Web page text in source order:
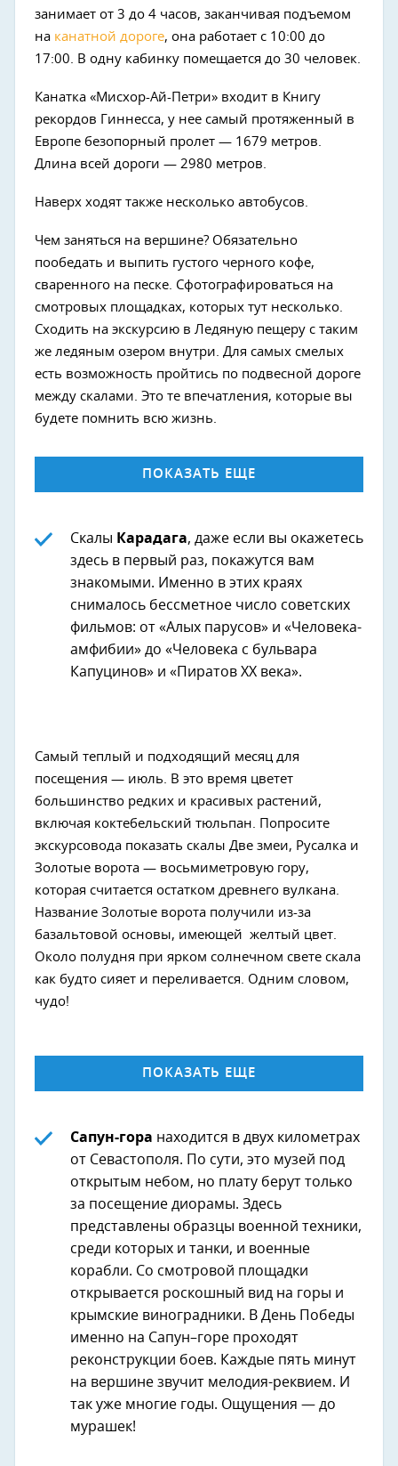
занимает от 3 до 4 часов, заканчивая подъемом
на канатной дороге, она работает с 10:00 до
17:00. В одну кабинку помещается до 30 человек.
Канатка «Мисхор-Ай-Петри» входит в Книгу
рекордов Гиннесса, у нее самый протяженный в
Европе безопорный пролет — 1679 метров.
Длина всей дороги — 2980 метров.
Наверх ходят также несколько автобусов.
Чем заняться на вершине? Обязательно
пообедать и выпить густого черного кофе,
сваренного на песке. Сфотографироваться на
смотровых площадках, которых тут несколько.
Сходить на экскурсию в Ледяную пещеру с таким
же ледяным озером внутри. Для самых смелых
есть возможность пройтись по подвесной дороге
между скалами. Это те впечатления, которые вы
будете помнить всю жизнь.
ПОКАЗАТЬ ЕЩЕ
Скалы Карадага, даже если вы окажетесь
здесь в первый раз, покажутся вам
знакомыми. Именно в этих краях
снималось бессметное число советских
фильмов: от «Алых парусов» и «Человека-
амфибии» до «Человека с бульвара
Капуцинов» и «Пиратов XX века».
Самый теплый и подходящий месяц для
посещения — июль. В это время цветет
большинство редких и красивых растений,
включая коктебельский тюльпан. Попросите
экскурсовода показать скалы Две змеи, Русалка и
Золотые ворота — восьмиметровую гору,
которая считается остатком древнего вулкана.
Название Золотые ворота получили из-за
базальтовой основы, имеющей желтый цвет.
Около полудня при ярком солнечном свете скала
как будто сияет и переливается. Одним словом,
чудо!
ПОКАЗАТЬ ЕЩЕ
Сапун-гора находится в двух километрах
от Севастополя. По сути, это музей под
открытым небом, но плату берут только
за посещение диорамы. Здесь
представлены образцы военной техники,
среди которых и танки, и военные
корабли. Со смотровой площадки
открывается роскошный вид на горы и
крымские виноградники. В День Победы
именно на Сапун–горе проходят
реконструкции боев. Каждые пять минут
на вершине звучит мелодия-реквием. И
так уже многие годы. Ощущения — до
мурашек!